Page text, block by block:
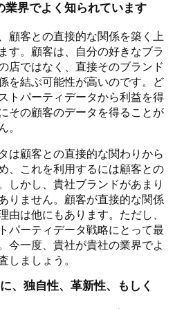
業界でよく知られています
顧客との直接的な関係を築く上
す。顧客は、自分の好きなブラ
店ではなく、直接そのブランド
を結ぶ可能性が高いのです。ど
トパーティデータから利益を得
その顧客のデータを得ることが
は顧客との直接的な関わりから
、これを利用するには顧客との
しかし、貴社ブランドがあまり
りません。顧客が直接的な関係
由は他にもあります。ただし、
パーティデータ戦略にとって最
今一度、貴社が貴社の業界でよ
しましょう。
、独自性、革新性、もしく